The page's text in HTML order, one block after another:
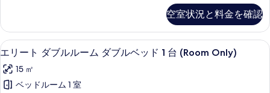
る
す
べ
て
の
ー
の
詳
ー
ム
ダ
ブ
ル
ー
ダ
ブ
ル
ー
空室状況と料金を確認
エ
リ
ー
羽毛の掛け布団、セーフティボック
14
エリート ダブルルーム ダブルベッド 1 台 (Room Only)
15 ㎡
ベッドルーム 1 室